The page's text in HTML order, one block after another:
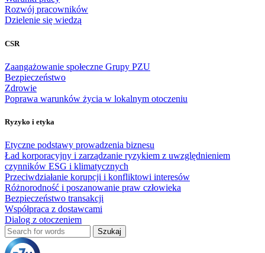
Rozwój pracowników
Dzielenie się wiedzą
CSR
Zaangażowanie społeczne Grupy PZU
Bezpieczeństwo
Zdrowie
Poprawa warunków życia w lokalnym otoczeniu
Ryzyko i etyka
Etyczne podstawy prowadzenia biznesu
Ład korporacyjny i zarządzanie ryzykiem z uwzględnieniem
czynników ESG i klimatycznych
Przeciwdziałanie korupcji i konfliktowi interesów
Różnorodność i poszanowanie praw człowieka
Bezpieczeństwo transakcji
Współpraca z dostawcami
Dialog z otoczeniem
Formularz wyszukiwania
Szukaj